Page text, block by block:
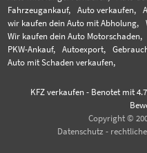
Fahrzeugankauf,
Auto verkaufen,
wir kaufen dein Auto mit Abholung,
Wir kaufen dein Auto Motorschaden,
PKW-Ankauf,
Autoexport,
Auto mit Schaden verkaufen,
KFZ verkaufen- Benotet mit
Copyright ©
Datenschutz -